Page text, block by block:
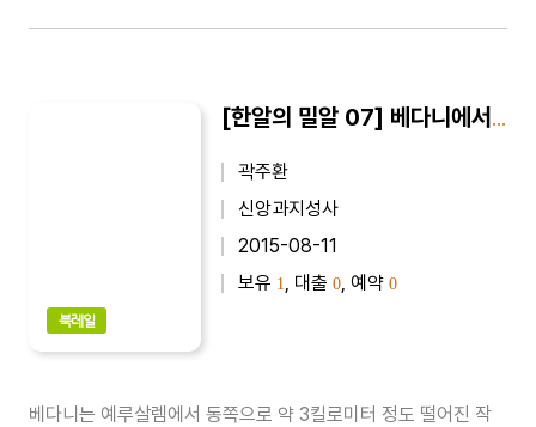
북레일
[한알의 밀알 07] 베다니에서 생긴 일
곽주환
신앙과지성사
2015-08-11
보유 1 , 대출 0 , 예약 0
베다니는 예루살렘에서 동쪽으로 약 3킬로미터 정도 떨어진 작